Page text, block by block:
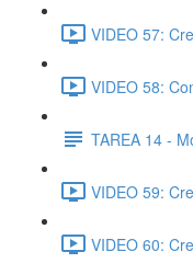
VIDEO 57:
VIDEO 58:
TAREA 14 -
VIDEO 59:
VIDEO 60: